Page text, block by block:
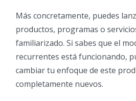
Más concretamente, puedes
productos, programas o
familiarizado. Si sabes que el
recurrentes está funcionando,
cambiar tu enfoque de este
completamente nuevos.